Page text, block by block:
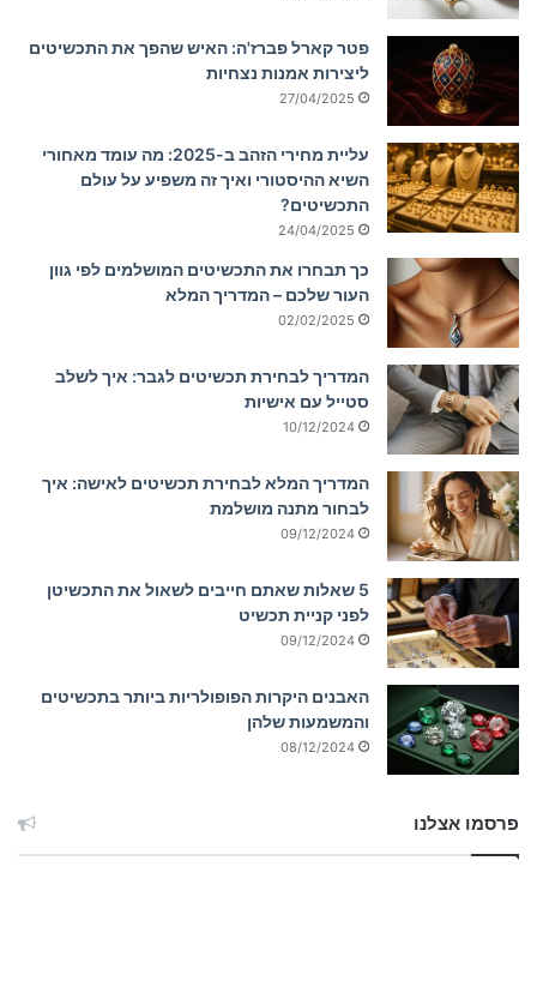
פטר קארל פברז'ה: האיש שהפך את התכשיטים
ליצירות אמנות נצחיות
27/04/2025
עליית מחירי הזהב ב-2025: מה עומד מאחורי
השיא ההיסטורי ואיך זה משפיע על עולם
התכשיטים?
24/04/2025
כך תבחרו את התכשיטים המושלמים לפי גוון
העור שלכם – המדריך המלא
02/02/2025
המדריך לבחירת תכשיטים לגבר: איך לשלב
סטייל עם אישיות
10/12/2024
המדריך המלא לבחירת תכשיטים לאישה: איך
לבחור מתנה מושלמת
09/12/2024
5 שאלות שאתם חייבים לשאול את התכשיטן
לפני קניית תכשיט
09/12/2024
האבנים היקרות הפופולריות ביותר בתכשיטים
והמשמעות שלהן
08/12/2024
פרסמו אצלנו